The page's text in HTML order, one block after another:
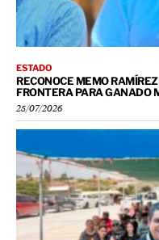
ESTADO
RECONOCE MEMO
FRONTERA PARA GANADO
25/07/2026